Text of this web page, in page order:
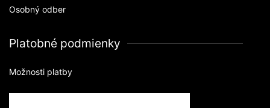
Osobný odber
Platobné podmienky
Možnosti platby